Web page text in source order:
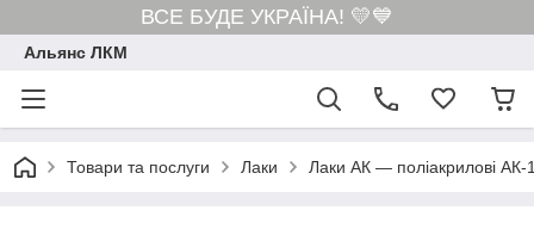
ВСЕ БУДЕ УКРАЇНА! 💛💙
Альянс ЛКМ
Товари та послуги Лаки Лаки АК — поліакрилові АК-